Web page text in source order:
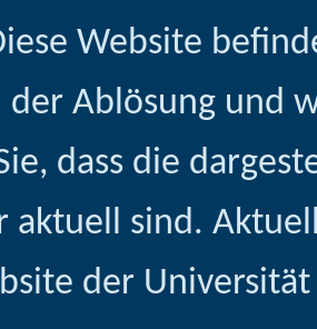
Website
der Ablösung und
dass die
aktuell sind.
der